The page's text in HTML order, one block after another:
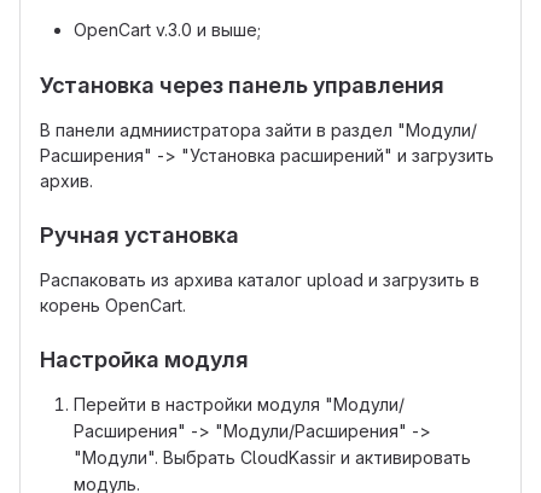
OpenCart v.3.0 и выше;
Установка через панель управления
В панели адмниистратора зайти в раздел "Модули/
Расширения" -> "Установка расширений" и загрузить
архив.
Ручная установка
Распаковать из архива каталог upload и загрузить в
корень OpenCart.
Настройка модуля
Перейти в настройки модуля "Модули/
Расширения" -> "Модули/Расширения" ->
"Модули". Выбрать CloudKassir и активировать
модуль.